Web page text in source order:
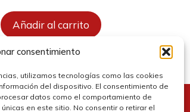
consentimiento
utilizamos tecnologías como las cookies
del dispositivo. El consentimiento de
datos como el comportamiento de
en este sitio. No consentir o retirar el
era:
7,13 €.6,42 €.
Añadir al carrito